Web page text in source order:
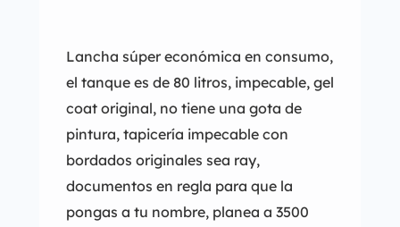
Lancha súper económica en consumo,
el tanque es de 80 litros, impecable, gel
coat original, no tiene una gota de
pintura, tapicería impecable con
bordados originales sea ray,
documentos en regla para que la
pongas a tu nombre, planea a 3500